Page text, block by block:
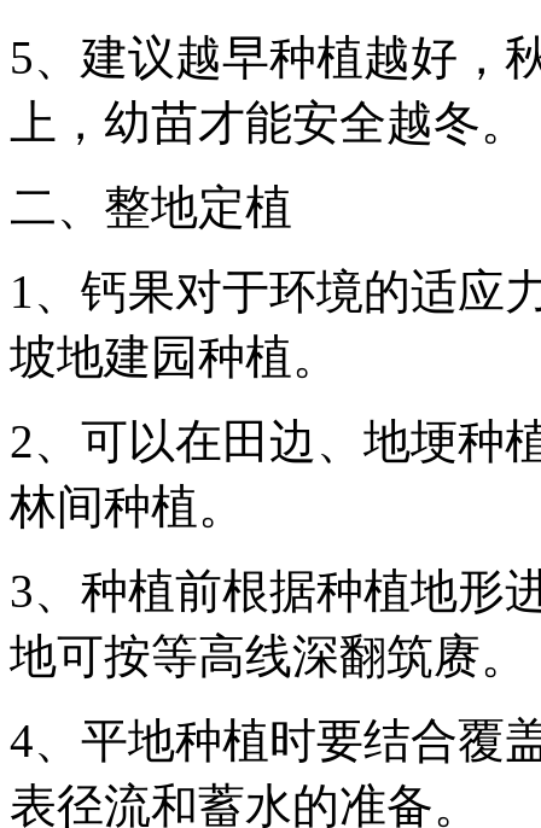
5、建议越早种植越好，
上，幼苗才能安全越冬。
二、整地定植
1、钙果对于环境的适应
坡地建园种植。
2、可以在田边、地埂种
林间种植。
3、种植前根据种植地形
地可按等高线深翻筑赓。
4、平地种植时要结合覆
表径流和蓄水的准备。